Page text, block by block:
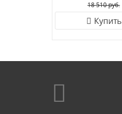
18 510 руб.
Купить